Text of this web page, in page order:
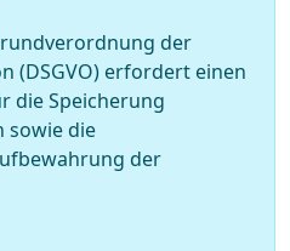
der
(DSGVO) erfordert einen
die Speicherung
sowie die
der